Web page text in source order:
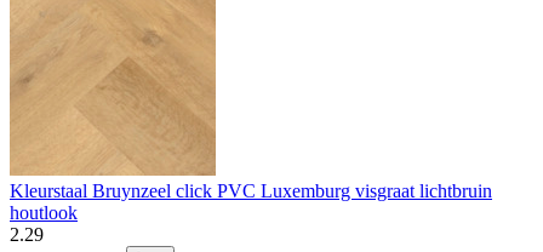
Kleurstaal Bruynzeel click PVC Luxemburg visgraat lichtbruin
houtlook
2.29